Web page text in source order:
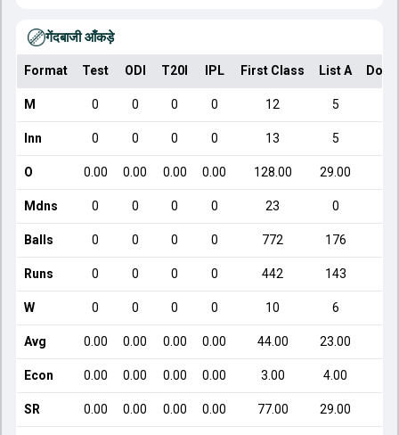
गेंदबाजी आँकड़े
Format Test ODI T20I IPL First Class List A
M 0 0 0 0 12 5
Inn 0 0 0 0 13 5
O 0.00 0.00 0.00 0.00 128.00 29.00
Mdns 0 0 0 0 23 0
Balls 0 0 0 0 772 176
Runs 0 0 0 0 442 143
W 0 0 0 0 10 6
Avg 0.00 0.00 0.00 0.00 44.00 23.00
Econ 0.00 0.00 0.00 0.00 3.00 4.00
SR 0.00 0.00 0.00 0.00 77.00 29.00